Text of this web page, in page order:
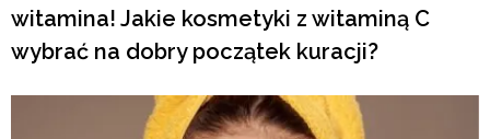
witamina! Jakie kosmetyki z witaminą C
wybrać na dobry początek kuracji?